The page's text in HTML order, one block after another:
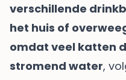
verschillende
het huis of
omdat veel katten
stromend water,